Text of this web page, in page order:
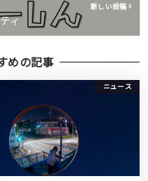
新しい投稿
ィ
めの記事
ニュース